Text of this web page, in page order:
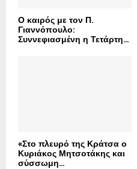
Ο καιρός με τον Π.
Γιαννόπουλο:
Συννεφιασμένη η Τετάρτη...
«Στο πλευρό της Κράτσα ο
Κυριάκος Μητσοτάκης και
σύσσωμη...